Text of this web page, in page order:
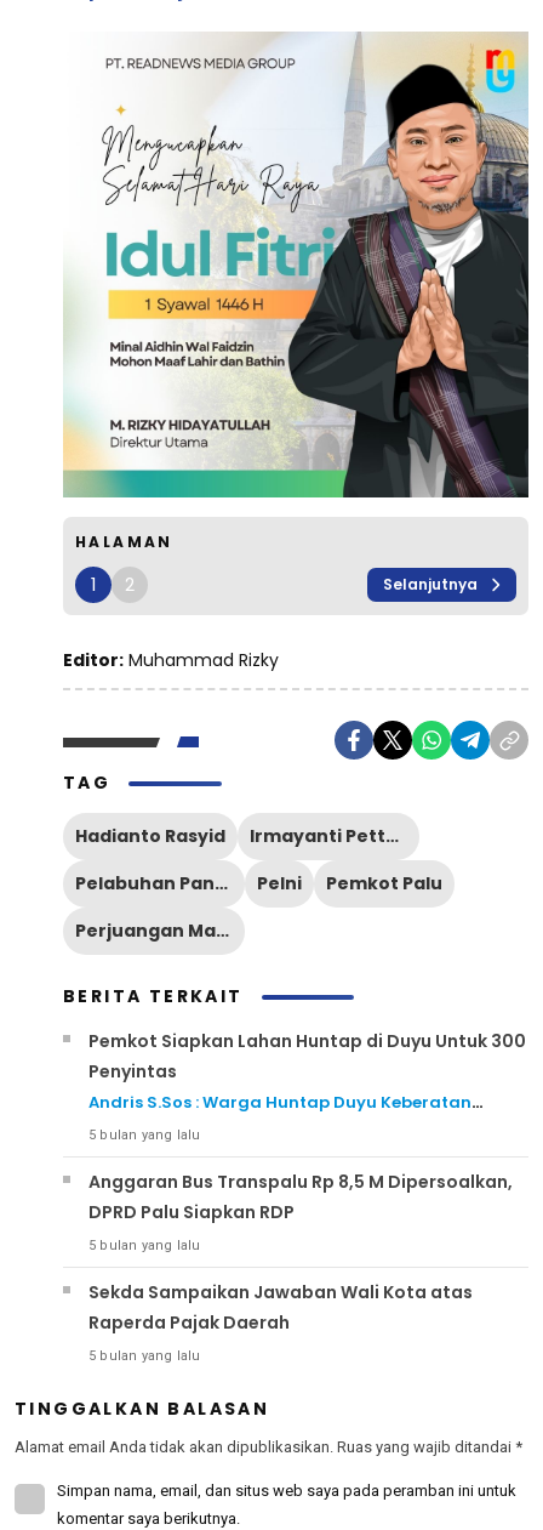
HALAMAN
1 2 Selanjutnya
Editor: Muhammad Rizky
TAG
Hadianto Rasyid
Irmayanti Pettalolo
Pelabuhan Pantoloan
Pelni
Pemkot Palu
Perjuangan Masyarakat Pantoloan
BERITA TERKAIT
Pemkot Siapkan Lahan Huntap di Duyu Untuk 300
Penyintas
Andris S.Sos : Warga Huntap Duyu Keberatan
Karena Belum Disosialisasi
5 bulan yang lalu
Anggaran Bus Transpalu Rp 8,5 M Dipersoalkan,
DPRD Palu Siapkan RDP
5 bulan yang lalu
Sekda Sampaikan Jawaban Wali Kota atas
Raperda Pajak Daerah
5 bulan yang lalu
TINGGALKAN BALASAN
Alamat email Anda tidak akan dipublikasikan. Ruas yang wajib ditandai *
Simpan nama, email, dan situs web saya pada peramban ini untuk
komentar saya berikutnya.